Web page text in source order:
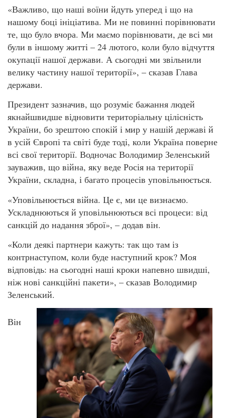
«Важливо, що наші воїни йдуть уперед і що на
нашому боці ініціатива. Ми не повинні порівнювати
те, що було вчора. Ми маємо порівнювати, де всі ми
були в іншому житті – 24 лютого, коли було відчуття
окупації нашої держави. А сьогодні ми звільнили
велику частину нашої території», – сказав Глава
держави.
Президент зазначив, що розуміє бажання людей
якнайшвидше відновити територіальну цілісність
України, бо зрештою спокій і мир у нашій державі й
в усій Європі та світі буде тоді, коли Україна поверне
всі свої території. Водночас Володимир Зеленський
зауважив, що війна, яку веде Росія на території
України, складна, і багато процесів уповільнюється.
«Уповільнюється війна. Це є, ми це визнаємо.
Ускладнюються й уповільнюються всі процеси: від
санкцій до надання зброї», – додав він.
«Коли деякі партнери кажуть: так що там із
контрнаступом, коли буде наступний крок? Моя
відповідь: на сьогодні наші кроки напевно швидші,
ніж нові санкційні пакети», – сказав Володимир
Зеленський.
Він